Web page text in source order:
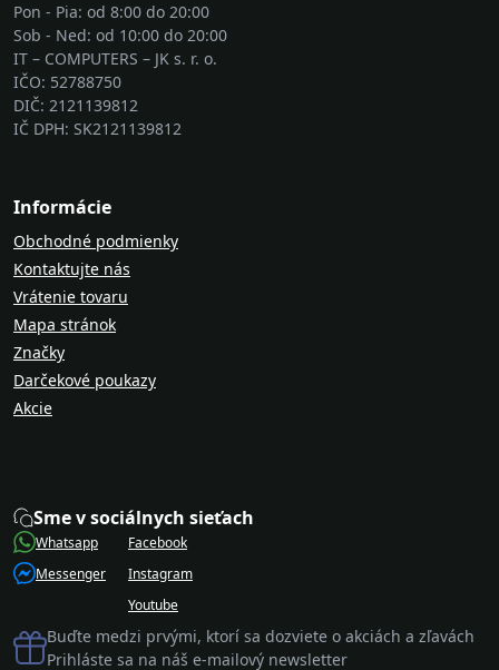
Pon - Pia: od 8:00 do 20:00
Sob - Ned: od 10:00 do 20:00
IT – COMPUTERS – JK s. r. o.
IČO: 52788750
DIČ: 2121139812
IČ DPH: SK2121139812
Informácie
Obchodné podmienky
Kontaktujte nás
Vrátenie tovaru
Mapa stránok
Značky
Darčekové poukazy
Akcie
Sme v sociálnych sieťach
Whatsapp
Messenger
Facebook
Instagram
Youtube
Buďte medzi prvými, ktorí sa dozviete o akciách a zľavách
Prihláste sa na náš e-mailový newsletter